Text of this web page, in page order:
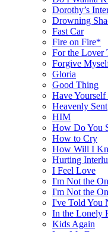
Dorothy’s
Drowning
Fast Car
Fire on Fire*
For the Lover
Forgive
Gloria
Good Thing
Have
Heavenly Sent
HIM
How Do You
How to Cry
How Will I
Hurting
I Feel Love
I'm Not the
I'm Not the
I've Told You
In the Lonely
Kids Again